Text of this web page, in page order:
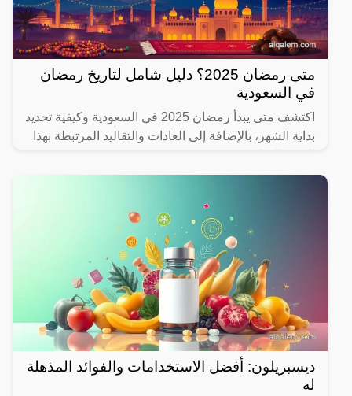
متى رمضان 2025؟ دليل شامل لتاريخ رمضان
في السعودية
اكتشف متى يبدأ رمضان 2025 في السعودية وكيفية تحديد
بداية الشهر، بالإضافة إلى العادات والتقاليد المرتبطة بهذا
ديسبريلون: أفضل الاستخدامات والفوائد المذهلة
له